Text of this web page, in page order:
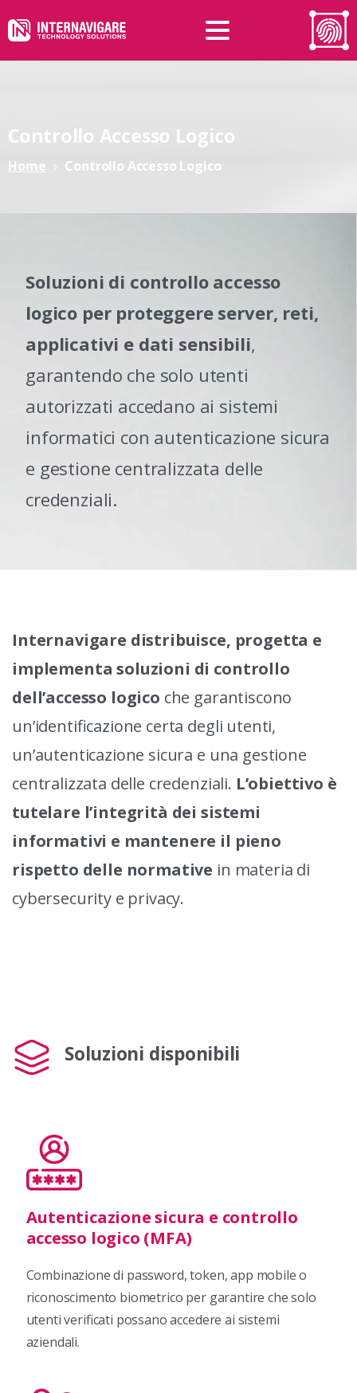
Controllo Accesso Logico
Home Controllo Accesso Logico
Soluzioni di controllo accesso
logico per proteggere server, reti,
applicativi e dati sensibili,
garantendo che solo utenti
autorizzati accedano ai sistemi
informatici con autenticazione sicura
e gestione centralizzata delle
credenziali.
Internavigare distribuisce, progetta e
implementa soluzioni di controllo
dell’accesso logico che garantiscono
un’identificazione certa degli utenti,
un’autenticazione sicura e una gestione
centralizzata delle credenziali. L’obiettivo è
tutelare l’integrità dei sistemi
informativi e mantenere il pieno
rispetto delle normative in materia di
cybersecurity e privacy.
Soluzioni disponibili
Autenticazione sicura e controllo
accesso logico (MFA)
Combinazione di password, token, app mobile o
riconoscimento biometrico per garantire che solo
utenti verificati possano accedere ai sistemi
aziendali.